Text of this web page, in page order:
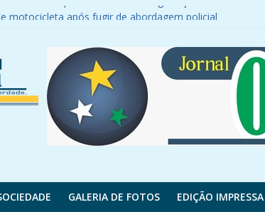
Luiz Henrique e como fica a negociação com Almada
do contrato; veja valores
GALERIA DE FOTOS EDIÇÃO IMPRESSA